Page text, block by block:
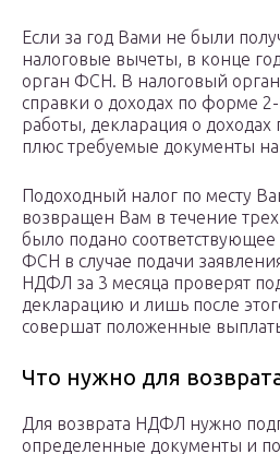
Если за год Вами не были
налоговые вычеты, в конце
орган ФСН. В налоговый орган
справки о доходах по форме
работы, декларация о
плюс требуемые документы на
Подоходный налог по месту
возвращен Вам в течение трех
было подано
ФСН в случае подачи
НДФЛ за 3 месяца проверят
декларацию и лишь после
совершат положенные
Что нужно для
Для возврата НДФЛ нужно
определенные документы и